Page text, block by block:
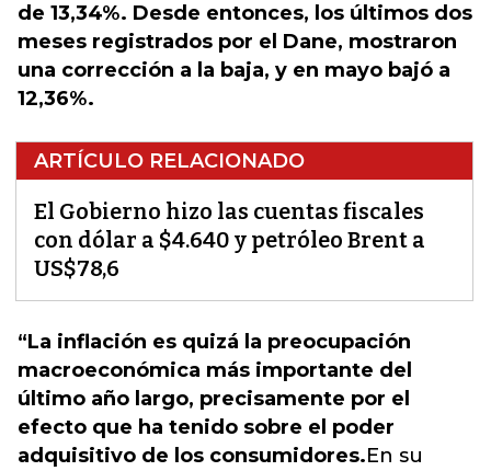
de 13,34%. Desde entonces, los últimos dos
meses registrados por el Dane, mostraron
una corrección a la baja, y en mayo bajó a
12,36%.
ARTÍCULO RELACIONADO
El Gobierno hizo las cuentas fiscales
con dólar a $4.640 y petróleo Brent a
US$78,6
“La inflación es quizá la preocupación
macroeconómica más importante del
último año largo, precisamente por el
efecto que ha tenido sobre el poder
adquisitivo de los consumidores.En su